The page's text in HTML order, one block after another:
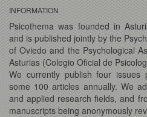
INFORMATION
Psicothema was founded in
and is published jointly by the
of Oviedo and the Psychological
Asturias (Colegio Oficial de
We currently publish four issues
some 100 articles annually. We
and applied research fields, and
manuscripts being anonymously